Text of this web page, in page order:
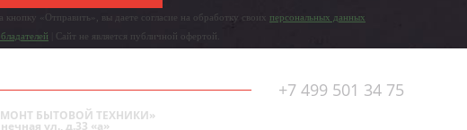
кнопку «Отправить», вы даете согласие на обработку своих персональных данных
| Сайт не является публичной офертой.
+7 499 501 34 75
БЫТОВОЙ ТЕХНИКИ»
ул., д.33 «а»